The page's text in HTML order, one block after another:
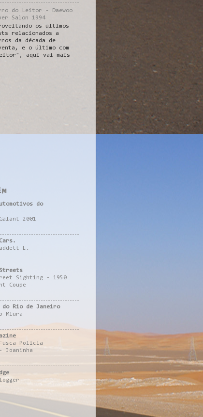
do Leitor - Daewoo
Salon 1994
os últimos
relacionados a
da década de
e o último com
aqui vai mais
do
2001
L.
Sighting - 1950
Coupe
do Rio de Janeiro
Miura
Policia